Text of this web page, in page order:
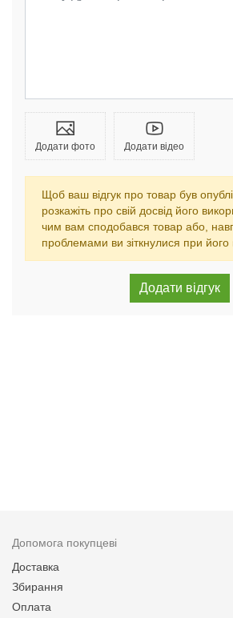
Додати фото Додати відео
Щоб ваш відгук про товар був
розкажіть про свій досвід його
чим вам сподобався товар або,
проблемами ви зіткнулися при його
Допомога покупцеві
Доставка
Збирання
Оплата